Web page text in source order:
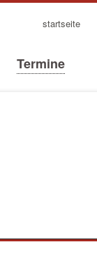
Termine
navigation
startseite